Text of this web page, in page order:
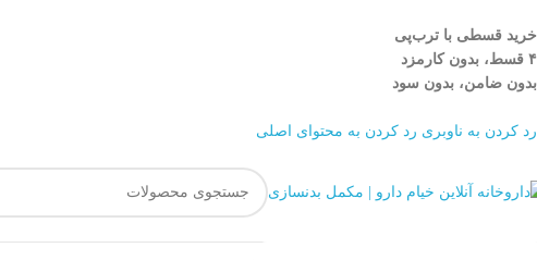
خرید قسطی با ترب‌پی
۴ قسط، بدون کارمزد
بدون ضامن، بدون سود
رد کردن به ناوبری رد کردن به محتوای اصلی